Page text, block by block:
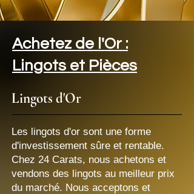
Achetez de l'Or :
Lingots et Pièces
Lingots d'Or
Les lingots d'or sont une forme
d'investissement sûre et rentable.
Chez 24 Carats, nous achetons et
vendons des lingots au meilleur prix
du marché. Nous acceptons et